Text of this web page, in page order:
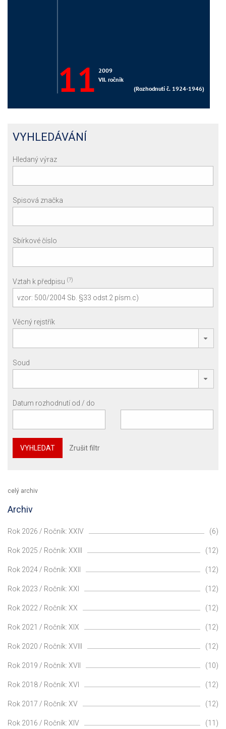
VYHLEDÁVÁNÍ
Hledaný výraz
Spisová značka
Sbírkové číslo
Vztah k předpisu (?)
Věcný rejstřík
Soud
Datum rozhodnutí od / do
VYHLEDAT Zrušit filtr
celý archiv
Archiv
Rok 2026 / Ročník: XXIV (6)
Rok 2025 / Ročník: XXIII (12)
Rok 2024 / Ročník: XXII (12)
Rok 2023 / Ročník: XXI (12)
Rok 2022 / Ročník: XX (12)
Rok 2021 / Ročník: XIX (12)
Rok 2020 / Ročník: XVIII (12)
Rok 2019 / Ročník: XVII (10)
Rok 2018 / Ročník: XVI (12)
Rok 2017 / Ročník: XV (12)
Rok 2016 / Ročník: XIV (11)